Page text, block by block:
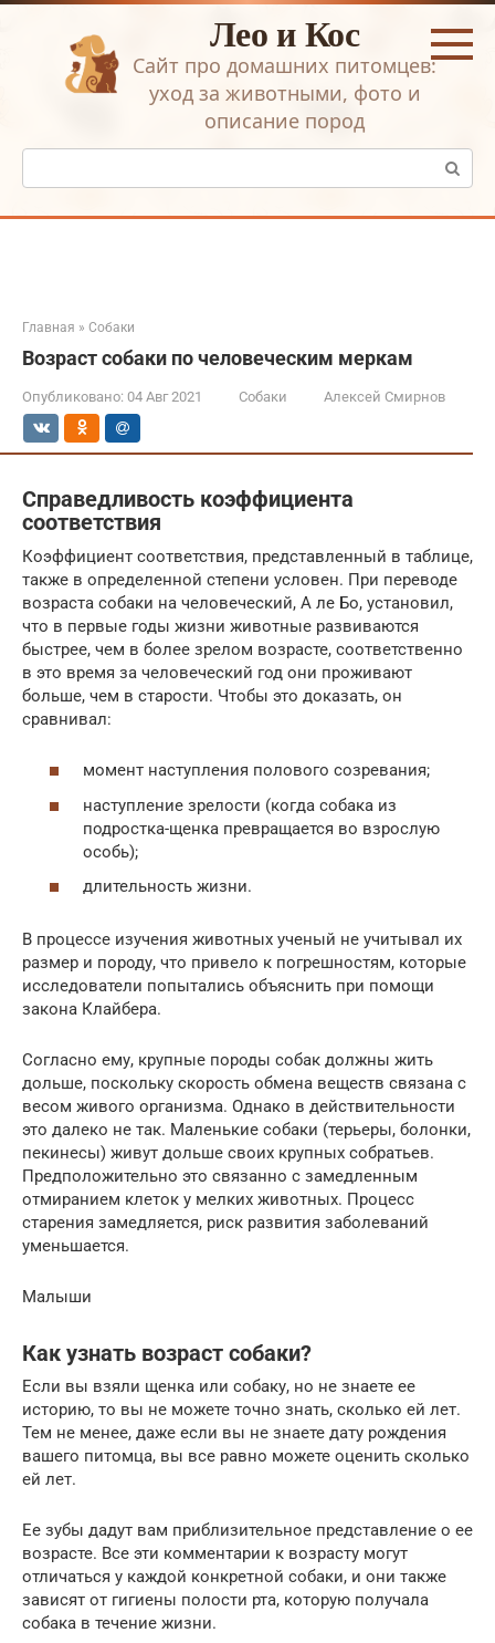
Перейти
Лео и Кос
Сайт про домашних питомцев:
уход за животными, фото и
описание пород
Поиск:
Главная » Собаки
Возраст собаки по человеческим меркам
Опубликовано: 04 Авг 2021 Собаки Алексей Смирнов
Справедливость коэффициента
соответствия
Коэффициент соответствия, представленный в таблице,
также в определенной степени условен. При переводе
возраста собаки на человеческий, А ле Бо, установил,
что в первые годы жизни животные развиваются
быстрее, чем в более зрелом возрасте, соответственно
в это время за человеческий год они проживают
больше, чем в старости. Чтобы это доказать, он
сравнивал:
момент наступления полового созревания;
наступление зрелости (когда собака из
подростка-щенка превращается во взрослую
особь);
длительность жизни.
В процессе изучения животных ученый не учитывал их
размер и породу, что привело к погрешностям, которые
исследователи попытались объяснить при помощи
закона Клайбера.
Согласно ему, крупные породы собак должны жить
дольше, поскольку скорость обмена веществ связана с
весом живого организма. Однако в действительности
это далеко не так. Маленькие собаки (терьеры, болонки,
пекинесы) живут дольше своих крупных собратьев.
Предположительно это связанно с замедленным
отмиранием клеток у мелких животных. Процесс
старения замедляется, риск развития заболеваний
уменьшается.
Малыши
Как узнать возраст собаки?
Если вы взяли щенка или собаку, но не знаете ее
историю, то вы не можете точно знать, сколько ей лет.
Тем не менее, даже если вы не знаете дату рождения
вашего питомца, вы все равно можете оценить сколько
ей лет.
Ее зубы дадут вам приблизительное представление о ее
возрасте. Все эти комментарии к возрасту могут
отличаться у каждой конкретной собаки, и они также
зависят от гигиены полости рта, которую получала
собака в течение жизни.